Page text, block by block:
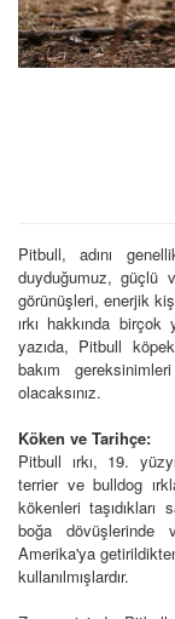
Pitbull, adını
duyduğumuz, güçlü
görünüşleri, enerjik
ırkı hakkında
yazıda, Pitbull
bakım
olacaksınız.
Köken ve Tarihçe:
Pitbull ırkı, 19.
terrier ve bulldog
kökenleri taşıdıkları
boğa dövüşlerinde
Amerika'ya
kullanılmışlardır.